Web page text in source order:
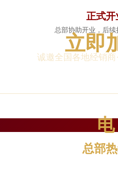
正式开
总部协助开业，后
立即
诚邀全国各地经销商
电
总部